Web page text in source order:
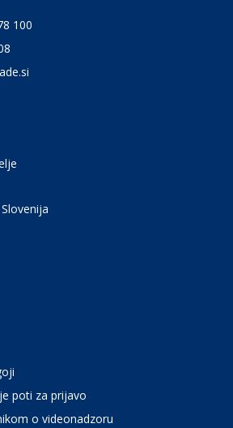
100
poti za prijavo
o videonadzoru